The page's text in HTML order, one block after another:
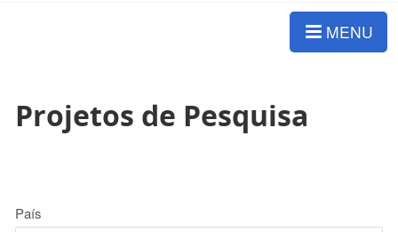
MENU
Projetos de Pesquisa
País